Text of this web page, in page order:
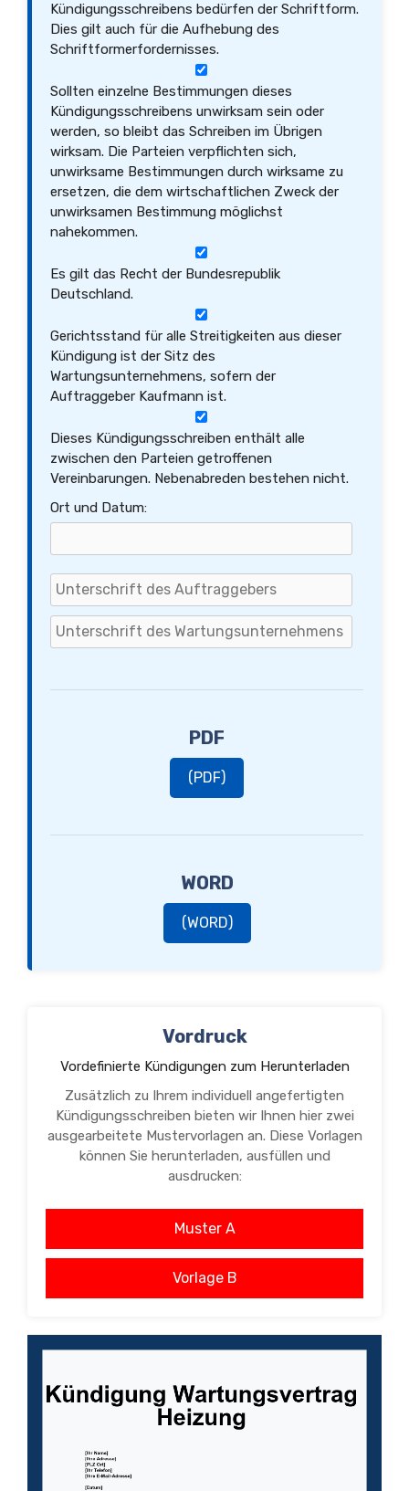
Kündigungsschreibens bedürfen der Schriftform.
Dies gilt auch für die Aufhebung des
Schriftformerfordernisses.
Sollten einzelne Bestimmungen dieses
Kündigungsschreibens unwirksam sein oder
werden, so bleibt das Schreiben im Übrigen
wirksam. Die Parteien verpflichten sich,
unwirksame Bestimmungen durch wirksame zu
ersetzen, die dem wirtschaftlichen Zweck der
unwirksamen Bestimmung möglichst
nahekommen.
Es gilt das Recht der Bundesrepublik
Deutschland.
Gerichtsstand für alle Streitigkeiten aus dieser
Kündigung ist der Sitz des
Wartungsunternehmens, sofern der
Auftraggeber Kaufmann ist.
Dieses Kündigungsschreiben enthält alle
zwischen den Parteien getroffenen
Vereinbarungen. Nebenabreden bestehen nicht.
Ort und Datum:
PDF
(PDF)
WORD
(WORD)
Vordruck
Vordefinierte Kündigungen zum Herunterladen
Zusätzlich zu Ihrem individuell angefertigten
Kündigungsschreiben bieten wir Ihnen hier zwei
ausgearbeitete Mustervorlagen an. Diese Vorlagen
können Sie herunterladen, ausfüllen und
ausdrucken:
Muster A
Vorlage B